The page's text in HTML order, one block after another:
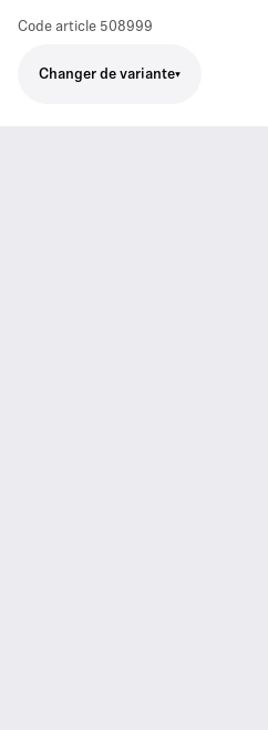
Code article 508999
Changer de variante